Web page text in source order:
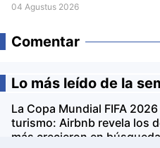
04 Agustus 2026
Comentar
Lo más leído de la
La Copa Mundial FIFA
turismo: Airbnb revela los
más crecieron en